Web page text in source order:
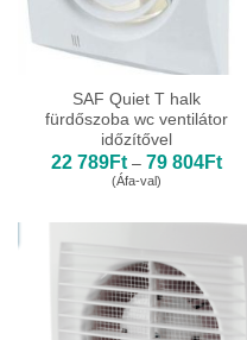
SAF Quiet T halk
fürdőszoba wc ventilátor
időzítővel
22 789Ft – 79 804Ft
79
(Áfa-val)